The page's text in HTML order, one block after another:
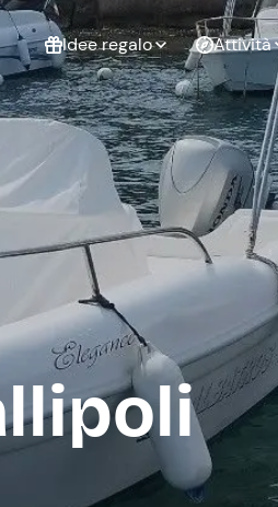
Idee regalo
Esperienze da
Esperienze di
coppia
Laurea
Addio al
celibato
Attività